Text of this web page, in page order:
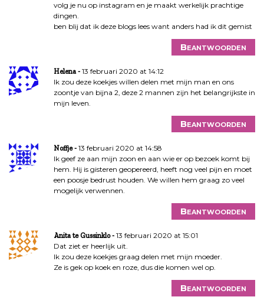
volg je nu op instagram en je maakt werkelijk prachtige
dingen.
ben blij dat ik deze blogs lees want anders had ik dit gemist
Beantwoorden
Helena
13 februari 2020 at 14:12
Ik zou deze koekjes willen delen met mijn man en ons
zoontje van bijna 2, deze 2 mannen zijn het belangrijkste in
mijn leven.
Beantwoorden
Noffje
13 februari 2020 at 14:58
Ik geef ze aan mijn zoon en aan wie er op bezoek komt bij
hem. Hij is gisteren geopereerd, heeft nog veel pijn en moet
een poosje bedrust houden. We willen hem graag zo veel
mogelijk verwennen.
Beantwoorden
Anita te Gussinklo
13 februari 2020 at 15:01
Dat ziet er heerlijk uit.
Ik zou deze koekjes graag delen met mijn moeder.
Ze is gek op koek en roze, dus die komen wel op.
Beantwoorden